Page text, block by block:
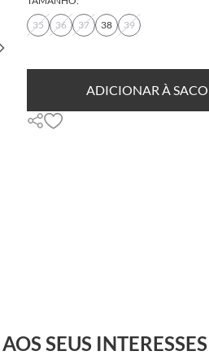
35
36 37 38 39
ADICIONAR À
SEUS INTERESSES